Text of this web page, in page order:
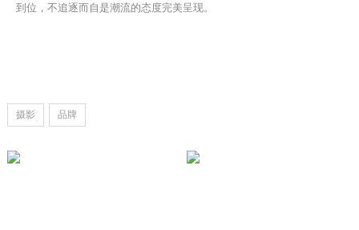
到位，不追逐而自是潮流的态度完美呈现。
摄影 品牌